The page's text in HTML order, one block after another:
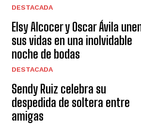
DESTACADA
Elsy Alcocer y Oscar Ávila
sus vidas en una inolvidable
noche de bodas
DESTACADA
Sendy Ruiz celebra su
despedida de soltera entre
amigas